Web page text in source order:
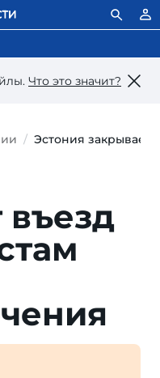
Что это значит?
Эстония закрывает
въезд